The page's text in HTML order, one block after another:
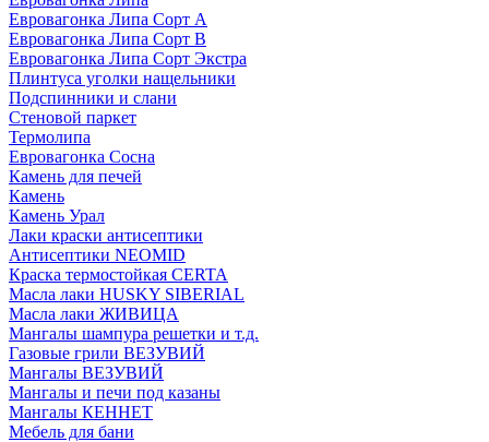
Евровагонка Липа Сорт А
Евровагонка Липа Сорт В
Евровагонка Липа Сорт Экстра
Плинтуса уголки нащельники
Подспинники и слани
Стеновой паркет
Термолипа
Евровагонка Сосна
Камень для печей
Камень
Камень Урал
Лаки краски антисептики
Антисептики NEOMID
Краска термостойкая CERTA
Масла лаки HUSKY SIBERIAL
Масла лаки ЖИВИЦА
Мангалы шампура решетки и т.д.
Газовые грили ВЕЗУВИЙ
Мангалы ВЕЗУВИЙ
Мангалы и печи под казаны
Мангалы КЕННЕТ
Мебель для бани